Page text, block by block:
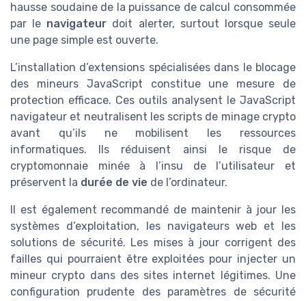
hausse soudaine de la puissance de calcul consommée
par le navigateur doit alerter, surtout lorsque seule
une page simple est ouverte.
L’installation d’extensions spécialisées dans le blocage
des mineurs JavaScript constitue une mesure de
protection efficace. Ces outils analysent le JavaScript
navigateur et neutralisent les scripts de minage crypto
avant qu’ils ne mobilisent les ressources
informatiques. Ils réduisent ainsi le risque de
cryptomonnaie minée à l’insu de l’utilisateur et
préservent la durée de vie de l’ordinateur.
Il est également recommandé de maintenir à jour les
systèmes d’exploitation, les navigateurs web et les
solutions de sécurité. Les mises à jour corrigent des
failles qui pourraient être exploitées pour injecter un
mineur crypto dans des sites internet légitimes. Une
configuration prudente des paramètres de sécurité